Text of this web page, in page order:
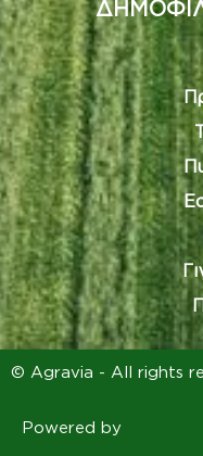
© Agravia - All rights
Powered by